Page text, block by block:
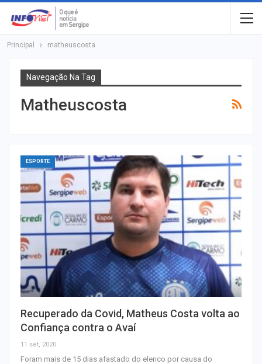
Principal matheuscosta
Navegação Na Tag
Matheuscosta
ESPORTE
Recuperado da Covid, Matheus Costa volta ao
Confiança contra o Avaí
11 set, 2020
Foram mais de 15 dias afastado do elenco por causa do